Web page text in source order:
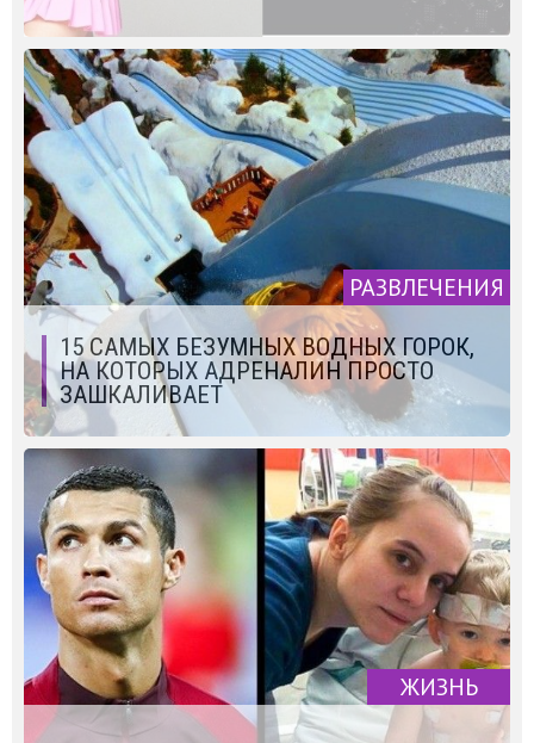
РАЗВЛЕЧЕНИЯ
15 САМЫХ БЕЗУМНЫХ ВОДНЫХ ГОРОК,
НА КОТОРЫХ АДРЕНАЛИН ПРОСТО
ЗАШКАЛИВАЕТ
ЖИЗНЬ